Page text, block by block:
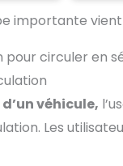
pour
taille
rend
coffre
dans
le fossé
à
siège
importante
circuler en
véhicule,
Les